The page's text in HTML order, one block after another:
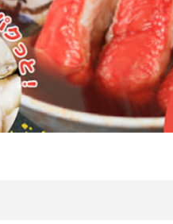
三川町 岐阜県
三重県
石川県